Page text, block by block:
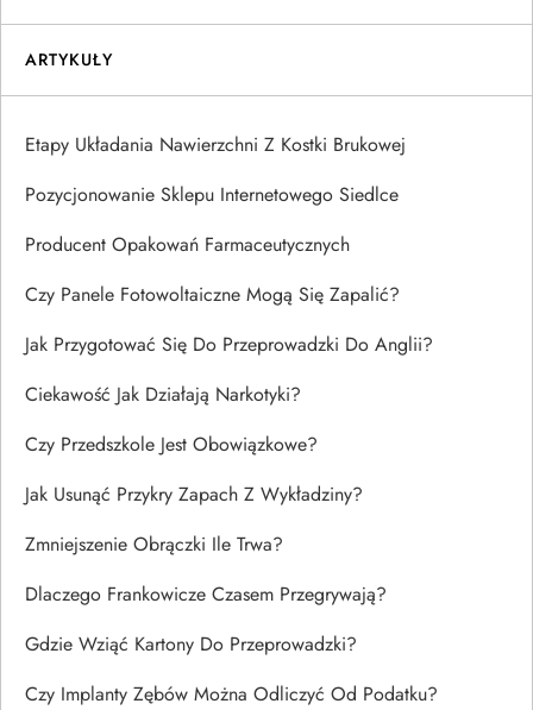
ARTYKUŁY
Etapy Układania Nawierzchni Z Kostki Brukowej
Pozycjonowanie Sklepu Internetowego Siedlce
Producent Opakowań Farmaceutycznych
Czy Panele Fotowoltaiczne Mogą Się Zapalić?
Jak Przygotować Się Do Przeprowadzki Do Anglii?
Ciekawość Jak Działają Narkotyki?
Czy Przedszkole Jest Obowiązkowe?
Jak Usunąć Przykry Zapach Z Wykładziny?
Zmniejszenie Obrączki Ile Trwa?
Dlaczego Frankowicze Czasem Przegrywają?
Gdzie Wziąć Kartony Do Przeprowadzki?
Czy Implanty Zębów Można Odliczyć Od Podatku?